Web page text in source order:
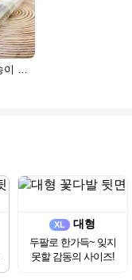
XL 대형
두팔로 한가득~ 잊지
못할 감동의 사이즈!